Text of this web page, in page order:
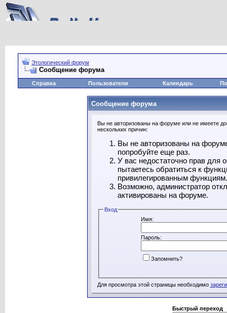
Этологический форум
Сообщение форума
Справка Пользователи Календарь
Сообщение форума
Вы не авторизованы на форуме или не имеете
нескольких причин:
Вы не авторизованы на
попробуйте еще раз.
У вас недостаточно прав для
пытаетесь обратиться к
привилегированным функциям.
Возможно, администратор
активированы на форуме.
Вход
Имя:
Пароль:
Запомнить?
Для просмотра этой страницы необходимо
Быстрый переход